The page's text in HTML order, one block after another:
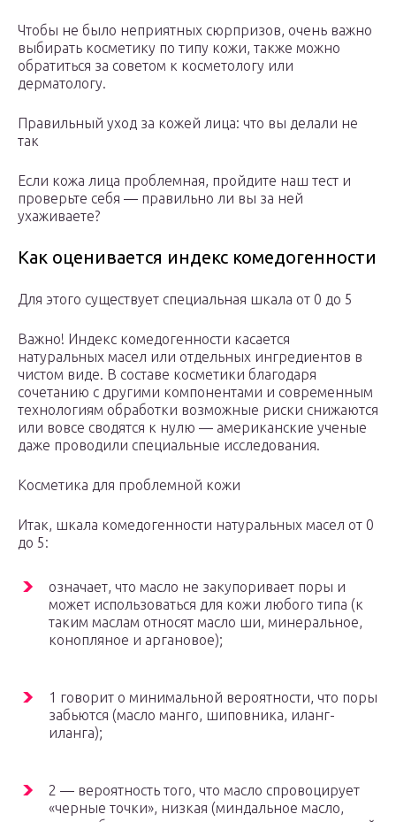
Чтобы не было неприятных сюрпризов, очень важно
выбирать косметику по типу кожи, также можно
обратиться за советом к косметологу или
дерматологу.
Правильный уход за кожей лица: что вы делали не
так
Если кожа лица проблемная, пройдите наш тест и
проверьте себя — правильно ли вы за ней
ухаживаете?
Как оценивается индекс комедогенности
Для этого существует специальная шкала от 0 до 5
Важно! Индекс комедогенности касается
натуральных масел или отдельных ингредиентов в
чистом виде. В составе косметики благодаря
сочетанию с другими компонентами и современным
технологиям обработки возможные риски снижаются
или вовсе сводятся к нулю — американские ученые
даже проводили специальные исследования.
Косметика для проблемной кожи
Итак, шкала комедогенности натуральных масел от 0
до 5:
означает, что масло не закупоривает поры и
может использоваться для кожи любого типа (к
таким маслам относят масло ши, минеральное,
конопляное и аргановое);
1 говорит о минимальной вероятности, что поры
забьются (масло манго, шиповника, иланг-
иланга);
2 — вероятность того, что масло спровоцирует
«черные точки», низкая (миндальное масло,